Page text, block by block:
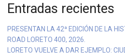
Entradas recientes
PRESENTAN LA 42ª EDICIÓN DE LA
ROAD LORETO 400, 2026.
LORETO VUELVE A DAR EJEMPLO: